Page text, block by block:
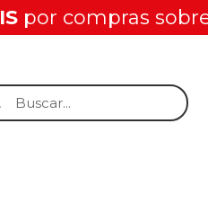
por compras sobre